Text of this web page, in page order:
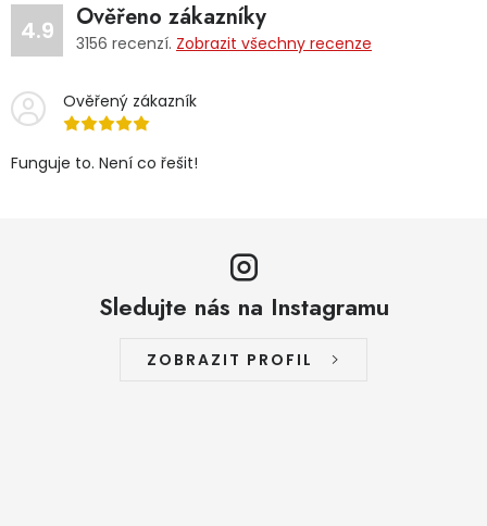
4.9 Ověřeno zákazníky
3156 recenzí. Zobrazit všechny recenze
Ověřený zákazník
Funguje to. Není co řešit!
Sledujte nás na Instagramu
ZOBRAZIT PROFIL